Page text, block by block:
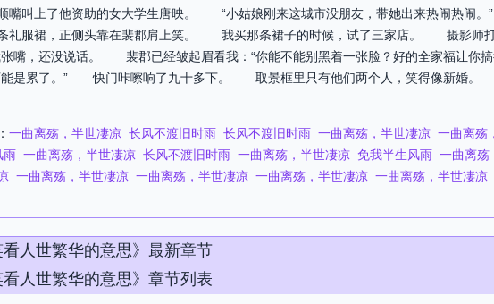
嘴叫上了他资助的女大学生唐映。 “小姑娘刚来这城市没朋友，带她出来热闹热
礼服裙，正侧头靠在裴郡肩上笑。 我买那条裙子的时候，试了三家店。 摄影师打
，还没说话。 裴郡已经皱起眉看我：“你能不能别黑着一张脸？好的全家福让你
能是累了。” 快门咔嚓响了九十多下。 取景框里只有他们两个人，笑得像新婚
一曲离殇，半世凄凉 长风不渡旧时雨 长风不渡旧时雨 一曲离殇，半世凄凉 一曲离殇
雨 一曲离殇，半世凄凉 长风不渡旧时雨 一曲离殇，半世凄凉 免我半生风雨 一曲离殇
一曲离殇，半世凄凉 一曲离殇，半世凄凉 一曲离殇，半世凄凉 一曲离殇，半世凄凉
看人世繁华的意思》最新章节
看人世繁华的意思》章节列表